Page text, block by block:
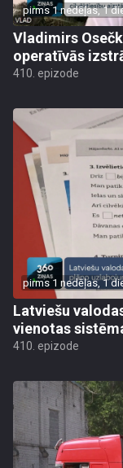
pirms 1 nedēļas, 1
Vladimirs
operatīvās
410. epizode
pirms 1 nedēļas, 1
Latviešu
vienotas
410. epizode